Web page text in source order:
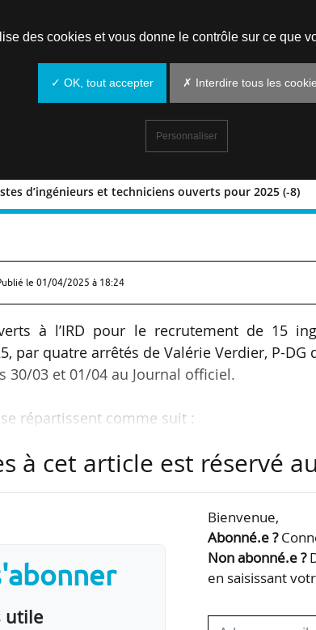
d’ingénieurs et techniciens ouverts pour 2025 (-8)
postes d’ingénieurs et
le 01/04/2025 à 18:24
à l’IRD pour le recrutement de 15
par quatre arrêtés de Valérie Verdier, P-DG
30/03 et 01/04 au Journal officiel.
répartissent comme suit :
(-2) ;
est fixée au 01/04/2025. La date de
à 17 heures.
internes à l’IRD
à cet article est réservé
utile
Bienvenue,
Abonné.e ?
Non abonné.e ?
en saisissant
des cookies et vous donne le contrôle sur ce que
✓ OK, tout accepter ✗ Interdire tous les
Personnaliser